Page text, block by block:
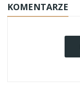
KOMENTARZE